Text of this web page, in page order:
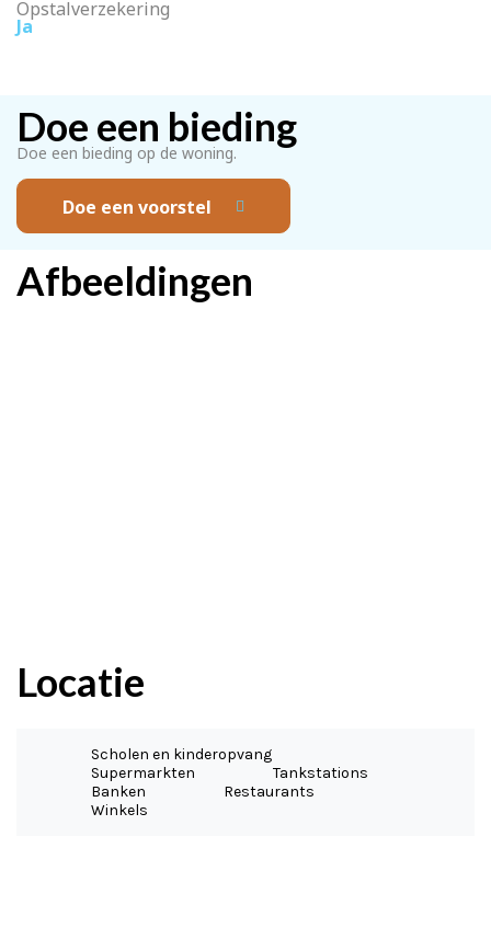
Opstalverzekering
Ja
Doe een bieding
Doe een bieding op de woning.
Doe een voorstel
Afbeeldingen
Locatie
Scholen en kinderopvang
Supermarkten
Tankstations
Banken
Restaurants
Winkels